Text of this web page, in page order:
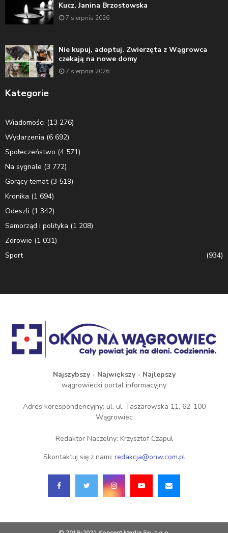
Kucz, Janina Brzostowska
7 sierpnia 2026
Nie kupuj, adoptuj. Zwierzęta z Wągrowca
czekają na nowe domy
7 sierpnia 2026
Kategorie
Wiadomości (13 276)
Wydarzenia (6 692)
Społeczeństwo (4 571)
Na sygnale (3 772)
Gorący temat(3 519)
Kronika (1 694)
Odeszli (1 342)
Samorząd i polityka (1 208)
Zdrowie (1 031)
Sport
(934)
Najszybszy - Największy - Najlepszy
wągrowiecki portal informacyjny
Adres korespondencyjny: ul. ul. Taszarowska 11, 62-100
Wągrowiec
Redaktor Naczelny: Krzysztof Czapul
Skontaktuj się z nami: redakcja@onw.com.pl